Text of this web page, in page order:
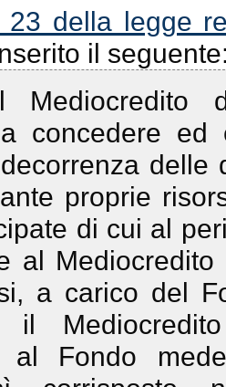
23 della legge
il
concedere
delle
proprie
di cui al
al
a carico del
il
al Fondo